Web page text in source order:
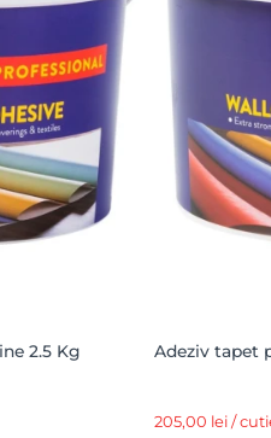
2.5 Kg Adeziv tapet
205,00 lei /